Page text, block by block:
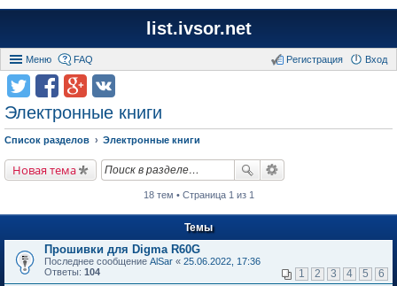
list.ivsor.net
Меню FAQ Вход
Регистрация
Электронные книги
Список разделов Электронные книги
Новая тема
18 тем • Страница 1 из 1
Темы
Прошивки для Digma R60G
Последнее сообщение AlSar « 25.06.2022, 17:36
Ответы: 104 1 2 3 4 5 6